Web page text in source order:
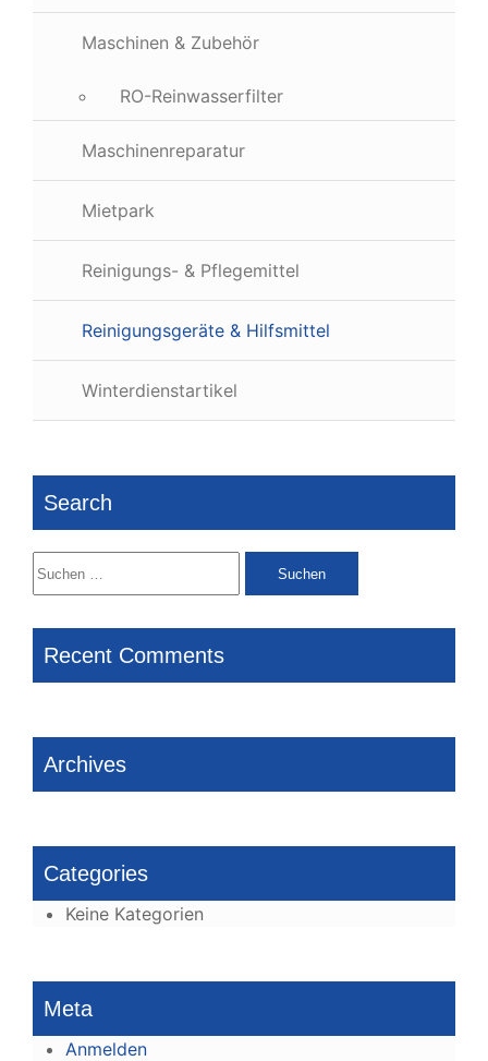
Maschinen & Zubehör
RO-Reinwasserfilter
Maschinenreparatur
Mietpark
Reinigungs- & Pflegemittel
Reinigungsgeräte & Hilfsmittel
Winterdienstartikel
Search
Suchen
nach:
Recent Comments
Archives
Categories
Keine Kategorien
Meta
Anmelden